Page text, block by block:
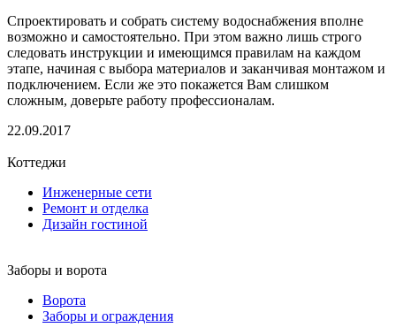
Спроектировать и собрать систему водоснабжения вполне
возможно и самостоятельно. При этом важно лишь строго
следовать инструкции и имеющимся правилам на каждом
этапе, начиная с выбора материалов и заканчивая монтажом и
подключением. Если же это покажется Вам слишком
сложным, доверьте работу профессионалам.
22.09.2017
Коттеджи
Инженерные сети
Ремонт и отделка
Дизайн гостиной
Заборы и ворота
Ворота
Заборы и ограждения